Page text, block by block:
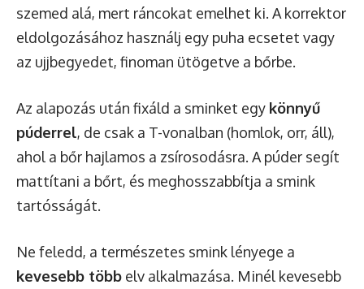
szemed alá, mert ráncokat emelhet ki. A korrektor
eldolgozásához használj egy puha ecsetet vagy
az ujjbegyedet, finoman ütögetve a bőrbe.
Az alapozás után fixáld a sminket egy könnyű
púderrel, de csak a T-vonalban (homlok, orr, áll),
ahol a bőr hajlamos a zsírosodásra. A púder segít
mattítani a bőrt, és meghosszabbítja a smink
tartósságát.
Ne feledd, a természetes smink lényege a
kevesebb több elv alkalmazása. Minél kevesebb